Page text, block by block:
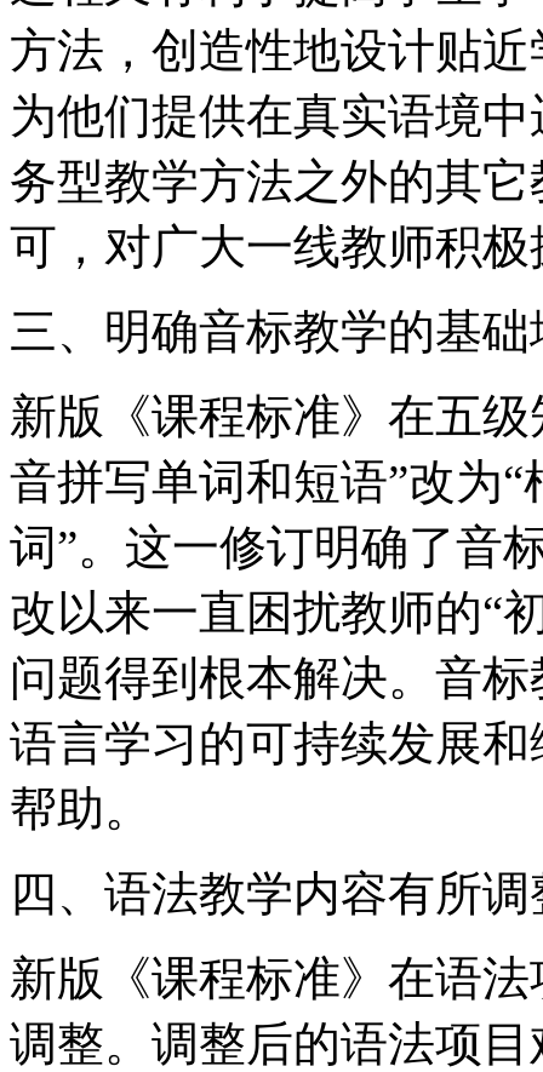
方法，创造性地设计贴
为他们提供在真实语境
务型教学方法之外的其
可，对广大一线教师积
三、明确音标教学的基础
新版《课程标准》在五
音拼写单词和短语”改为
词”。这一修订明确了音
改以来一直困扰教师的“
问题得到根本解决。音
语言学习的可持续发展
帮助。
四、语法教学内容有所调
新版《课程标准》在语
调整。调整后的语法项